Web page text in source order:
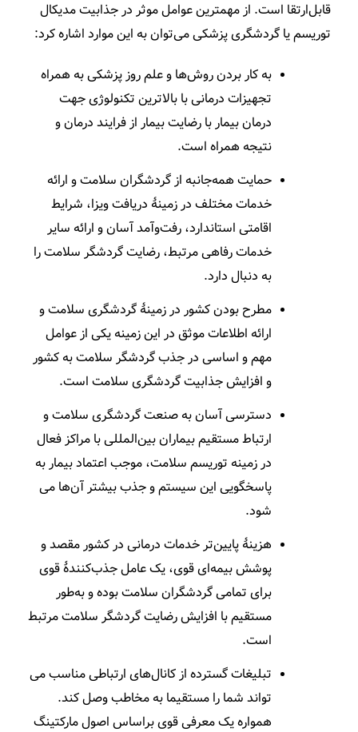
قابل­‌ارتقا است. از مهم­ترین عوامل موثر در جذابیت مدیکال
توریسم یا گردشگری پزشکی می­‌توان به این موارد اشاره کرد:
به کار بردن روش‌­ها و علم روز پزشکی به همراه
تجهیزات درمانی با بالاترین تکنولوژی جهت
درمان بیمار با رضایت بیمار از فرایند درمان و
نتیجه همراه است.
حمایت همه­‌جانبه از گردشگران سلامت و ارائه
خدمات مختلف در زمینۀ دریافت ویزا، شرایط
اقامتی استاندارد، رفت­‌وآمد آسان و ارائه سایر
خدمات رفاهی مرتبط، رضایت گردشگر سلامت را
به دنبال دارد.
مطرح بودن کشور در زمینۀ گردشگری سلامت و
ارائه اطلاعات موثق در این زمینه یکی از عوامل
مهم و اساسی در جذب گردشگر سلامت به کشور
و افزایش جذابیت گردشگری سلامت است.
دسترسی آسان به صنعت گردشگری سلامت و
ارتباط مستقیم بیماران بین­‌المللی با مراکز فعال
در زمینه توریسم سلامت، موجب اعتماد بیمار به
پاسخگویی این سیستم و جذب بیشتر آن­‌ها می­‌
شود.
هزینۀ پایین­‌تر خدمات درمانی در کشور مقصد و
پوشش بیمه­‌ای قوی، یک عامل جذب­‌کنندۀ قوی
برای تمامی گردشگران سلامت بوده و به­‌طور
مستقیم با افزایش رضایت گردشگر سلامت مرتبط
است.
تبلیغات گسترده از کانال­‌های ارتباطی مناسب می­‌
تواند شما را مستقیما به مخاطب وصل کند.
همواره یک معرفی قوی براساس اصول مارکتینگ